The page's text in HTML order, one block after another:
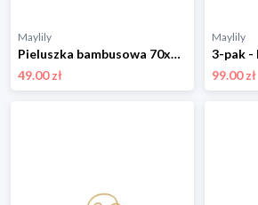
Maylily
Pieluszka bambusowa 70x70 - Wilkiway
49.00 zł
Maylily
99.00 zł